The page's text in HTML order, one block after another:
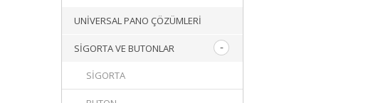
UNIVERSAL PANO ÇÖZÜMLERI
SIGORTA VE BUTONLAR
SIGORTA